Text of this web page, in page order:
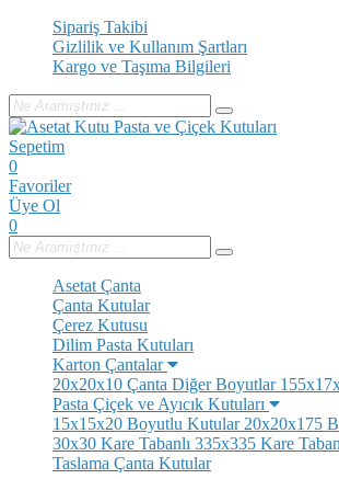
Sipariş Takibi
Gizlilik ve Kullanım Şartları
Kargo ve Taşıma Bilgileri
Sepetim
0
Favoriler
Üye Ol
0
Asetat Çanta
Çanta Kutular
Çerez Kutusu
Dilim Pasta Kutuları
Karton Çantalar
20x20x10 Çanta Diğer Boyutlar
Pasta Çiçek ve Ayıcık Kutuları
15x15x20 Boyutlu Kutular20x20x175
30x30 Kare Tabanlı 335x335 Kare
Taslama Çanta Kutular